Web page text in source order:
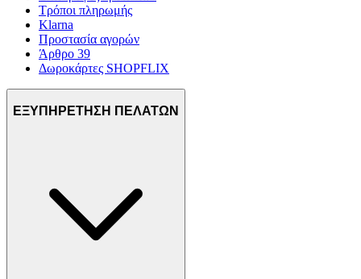
Τρόποι πληρωμής
Klarna
Προστασία αγορών
Άρθρο 39
Δωροκάρτες SHOPFLIX
ΕΞΥΠΗΡΕΤΗΣΗ ΠΕΛΑΤΩΝ